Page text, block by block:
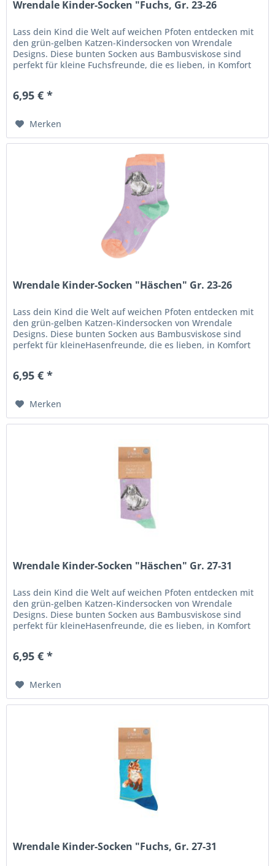
Wrendale Kinder-Socken "Fuchs, Gr. 23-26
Lass dein Kind die Welt auf weichen Pfoten entdecken mit
den grün-gelben Katzen-Kindersocken von Wrendale
Designs. Diese bunten Socken aus Bambusviskose sind
perfekt für kleine Fuchsfreunde, die es lieben, in Komfort
6,95 € *
Merken
Wrendale Kinder-Socken "Häschen" Gr. 23-26
Lass dein Kind die Welt auf weichen Pfoten entdecken mit
den grün-gelben Katzen-Kindersocken von Wrendale
Designs. Diese bunten Socken aus Bambusviskose sind
perfekt für kleineHasenfreunde, die es lieben, in Komfort
6,95 € *
Merken
Wrendale Kinder-Socken "Häschen" Gr. 27-31
Lass dein Kind die Welt auf weichen Pfoten entdecken mit
den grün-gelben Katzen-Kindersocken von Wrendale
Designs. Diese bunten Socken aus Bambusviskose sind
perfekt für kleineHasenfreunde, die es lieben, in Komfort
6,95 € *
Merken
Wrendale Kinder-Socken "Fuchs, Gr. 27-31